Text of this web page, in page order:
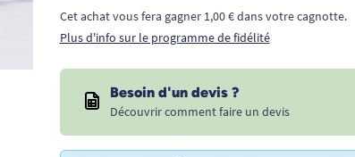
Cet achat vous fera gagner 1,00 € dans votre cagnotte.
Plus d'info sur le programme de fidélité
Besoin d'un devis ?
Découvrir comment faire un devis